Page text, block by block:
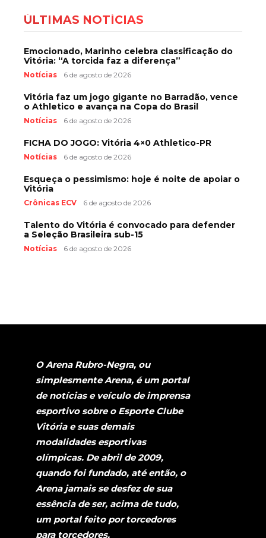
ÚLTIMAS NOTÍCIAS
Emocionado, Marinho celebra classificação do
Vitória: “A torcida faz a diferença”
Notícias 6 de agosto de 2026
Vitória faz um jogo gigante no Barradão, vence
o Athletico e avança na Copa do Brasil
Notícias 6 de agosto de 2026
FICHA DO JOGO: Vitória 4×0 Athletico-PR
Notícias 6 de agosto de 2026
Esqueça o pessimismo: hoje é noite de apoiar o
Vitória
Crônicas ECV 6 de agosto de 2026
Talento do Vitória é convocado para defender
a Seleção Brasileira sub-15
Notícias 6 de agosto de 2026
O Arena Rubro-Negra, ou
simplesmente Arena, é um portal
de notícias e veículo de imprensa
esportivo sobre o Esporte Clube
Vitória e suas demais
modalidades esportivas
olímpicas. De abril de 2009,
quando foi fundado, até então, o
Arena jamais se desfez de sua
essência de ser, acima de tudo,
um portal feito por torcedores
para torcedores.